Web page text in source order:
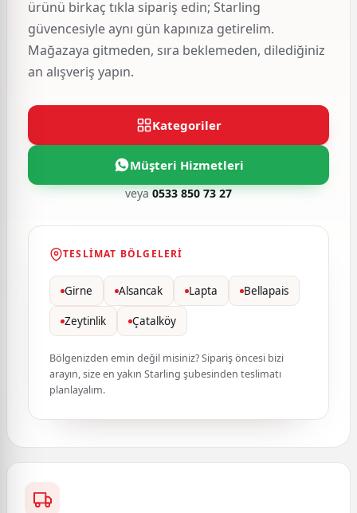
ürünü birkaç tıkla sipariş edin; Starling
güvencesiyle aynı gün kapınıza getirelim.
Mağazaya gitmeden, sıra beklemeden, dilediğiniz
an alışveriş yapın.
Kategoriler
Müşteri Hizmetleri
veya0533 850 73 27
TESLIMAT BÖLGELERI
Girne Alsancak Lapta Bellapais
Zeytinlik Çatalköy
Bölgenizden emin değil misiniz? Sipariş öncesi bizi
arayın, size en yakın Starling şubesinden teslimatı
planlayalım.